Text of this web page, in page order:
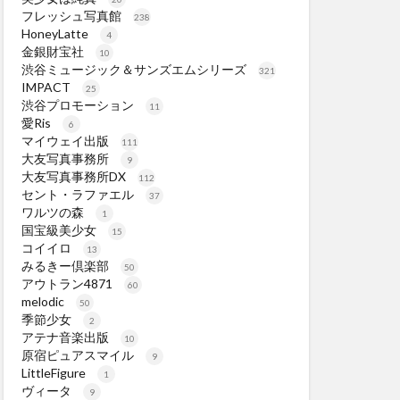
フレッシュ写真館 238
HoneyLatte 4
金銀財宝社 10
渋谷ミュージック＆サンズエムシリーズ 321
IMPACT 25
渋谷プロモーション 11
愛Ris 6
マイウェイ出版 111
大友写真事務所 9
大友写真事務所DX 112
セント・ラファエル 37
ワルツの森 1
国宝級美少女 15
コイイロ 13
みるきー倶楽部 50
アウトラン4871 60
melodic 50
季節少女 2
アテナ音楽出版 10
原宿ピュアスマイル 9
LittleFigure 1
ヴィータ 9